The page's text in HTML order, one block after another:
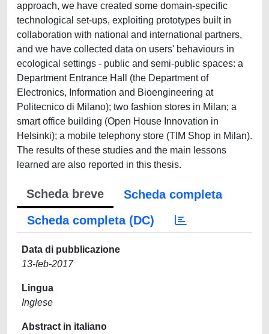
approach, we have created some domain-specific
technological set-ups, exploiting prototypes built in
collaboration with national and international partners,
and we have collected data on users' behaviours in
ecological settings - public and semi-public spaces: a
Department Entrance Hall (the Department of
Electronics, Information and Bioengineering at
Politecnico di Milano); two fashion stores in Milan; a
smart office building (Open House Innovation in
Helsinki); a mobile telephony store (TIM Shop in Milan).
The results of these studies and the main lessons
learned are also reported in this thesis.
Scheda breve
Scheda completa
Scheda completa (DC)
Data di pubblicazione
13-feb-2017
Lingua
Inglese
Abstract in italiano